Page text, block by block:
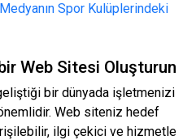
Spor Kulüplerindeki
Web Sitesi Oluşturun
bir dünyada işletmenizi
Web siteniz hedef
ilgi çekici ve hizmetle